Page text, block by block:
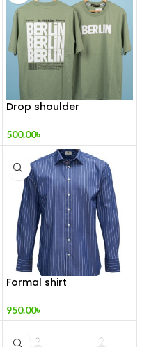
Drop shoulder
500.00৳
Formal shirt
950.00৳